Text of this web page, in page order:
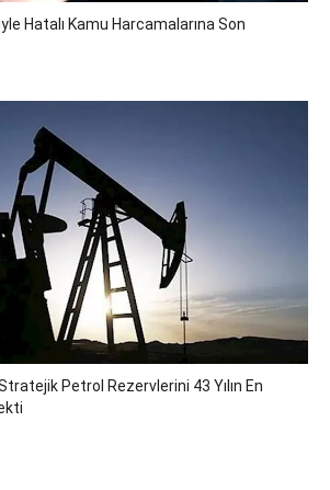
Hatalı Kamu Harcamalarına Son
Petrol Rezervlerini 43 Yılın En